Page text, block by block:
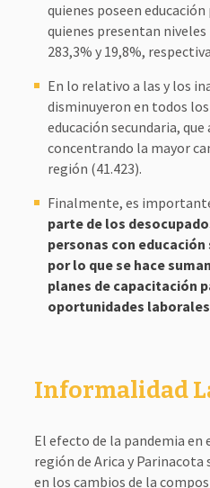
quienes poseen
quienes presentan
283,3% y 19,8%,
En lo relativo a las y los
disminuyeron en todos
educación secundaria,
concentrando la mayor
región (41.423).
Finalmente, es
parte de los
personas con
por lo que se hace
planes de capacitación
oportunidades
Informalidad
El efecto de la pandemia en
región de Arica y
en los cambios de la